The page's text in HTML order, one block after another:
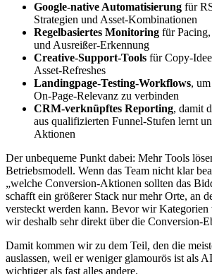
Google-native Automatisierung für
Strategien und Asset-Kombinationen
Regelbasiertes Monitoring für
und Ausreißer-Erkennung
Creative-Support-Tools für Copy-
Asset-Refreshes
Landingpage-Testing-Workflows,
On-Page-Relevanz zu verbinden
CRM-verknüpftes Reporting, damit
aus qualifizierten Funnel-Stufen lernt
Aktionen
Der unbequeme Punkt dabei: Mehr Tools
Betriebsmodell. Wenn das Team nicht klar
„welche Conversion-Aktionen sollten das
schafft ein größerer Stack nur mehr Orte, an
versteckt werden kann. Bevor wir Kategorien
wir deshalb sehr direkt über die Conversion-
Damit kommen wir zu dem Teil, den die
auslassen, weil er weniger glamourös ist als
wichtiger als fast alles andere.